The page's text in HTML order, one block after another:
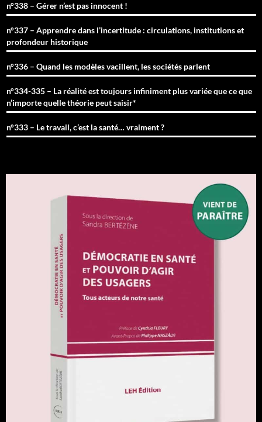
n°338 – Gérer n’est pas innocent !
n°337 – Apprendre dans l’incertitude : circulations, institutions et
profondeur historique
n°336 – Quand les modèles vacillent, les sociétés parlent
n°334-335 – La réalité est toujours infiniment plus variée que ce que
n’importe quelle théorie peut saisir*
n°333 – Le travail, c’est la santé… vraiment ?